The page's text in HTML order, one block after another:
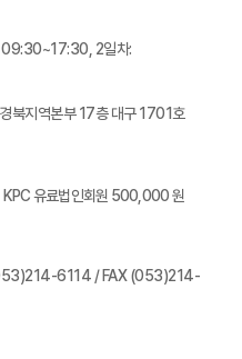
09:30~17:30, 2일차:
북지역본부 17층 대구 1701호
KPC 유료법인회원 500,000 원
6114 / FAX (053)214-